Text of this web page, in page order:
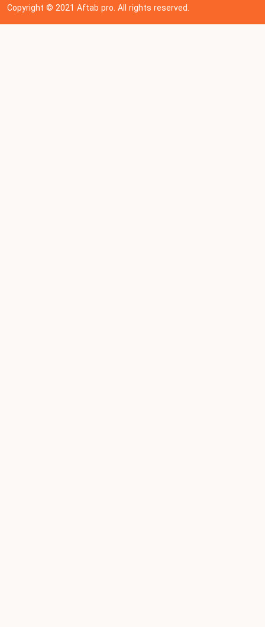
Copyright © 202 1Aftab pro. All rights reserved.